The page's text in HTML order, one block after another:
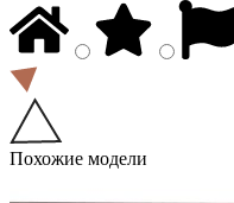
Похожие модели